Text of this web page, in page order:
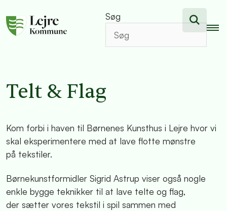
Søg
Telt & Flag
Kom forbi i haven til Børnenes Kunsthus i Lejre hvor vi
skal eksperimentere med at lave flotte mønstre
på tekstiler.
Børnekunstformidler Sigrid Astrup viser også nogle
enkle bygge teknikker til at lave telte og flag,
der sætter vores tekstil i spil sammen med